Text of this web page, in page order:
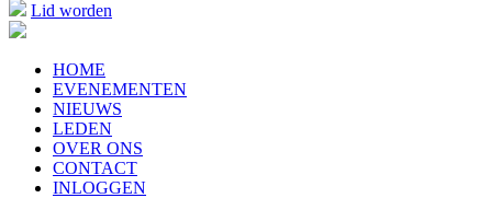
Lid worden
HOME
EVENEMENTEN
NIEUWS
LEDEN
OVER ONS
CONTACT
INLOGGEN